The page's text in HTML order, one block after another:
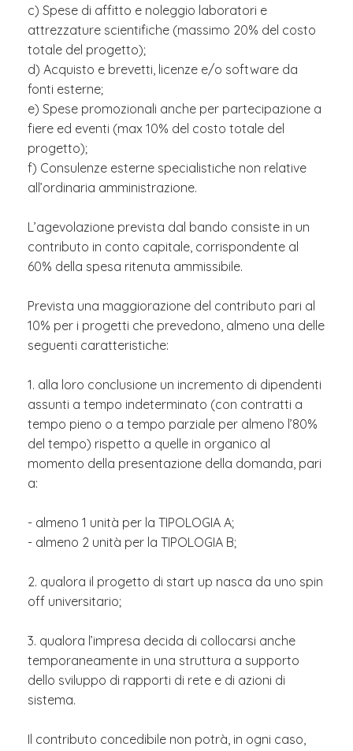
c) Spese di affitto e noleggio laboratori e
attrezzature scientifiche (massimo 20% del costo
totale del progetto);
d) Acquisto e brevetti, licenze e/o software da
fonti esterne;
e) Spese promozionali anche per partecipazione a
fiere ed eventi (max 10% del costo totale del
progetto);
f) Consulenze esterne specialistiche non relative
all’ordinaria amministrazione.
L’agevolazione prevista dal bando consiste in un
contributo in conto capitale, corrispondente al
60% della spesa ritenuta ammissibile.
Prevista una maggiorazione del contributo pari al
10% per i progetti che prevedono, almeno una delle
seguenti caratteristiche:
1. alla loro conclusione un incremento di dipendenti
assunti a tempo indeterminato (con contratti a
tempo pieno o a tempo parziale per almeno l’80%
del tempo) rispetto a quelle in organico al
momento della presentazione della domanda, pari
a:
- almeno 1 unità per la TIPOLOGIA A;
- almeno 2 unità per la TIPOLOGIA B;
2. qualora il progetto di start up nasca da uno spin
off universitario;
3. qualora l’impresa decida di collocarsi anche
temporaneamente in una struttura a supporto
dello sviluppo di rapporti di rete e di azioni di
sistema.
Il contributo concedibile non potrà, in ogni caso,